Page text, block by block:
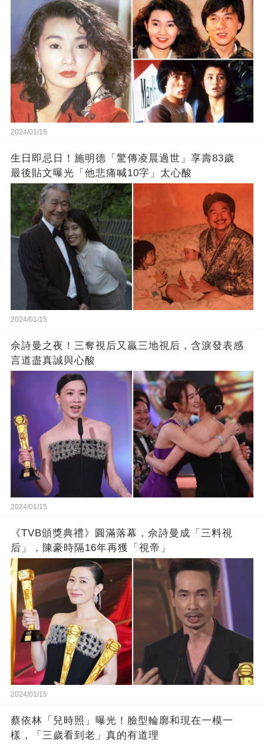
2024/01/15
生日即忌日！施明德「驚傳凌晨過世」享壽83歲
最後貼文曝光「他悲痛喊10字」太心酸
2024/01/15
佘詩曼之夜！三奪視后又贏三地視后，含淚發表感
言道盡真誠與心酸
2024/01/15
《TVB頒獎典禮》圓滿落幕，佘詩曼成「三料視
后」，陳豪時隔16年再獲「視帝」
2024/01/15
蔡依林「兒時照」曝光！臉型輪廓和現在一模一
樣，「三歲看到老」真的有道理